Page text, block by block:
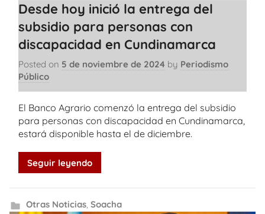
Desde hoy inició la entrega del
subsidio para personas con
discapacidad en Cundinamarca
Posted on 5 de noviembre de 2024 by Periodismo
Público
El Banco Agrario comenzó la entrega del subsidio
para personas con discapacidad en Cundinamarca,
estará disponible hasta el de diciembre.
Seguir leyendo
Otras Noticias, Soacha